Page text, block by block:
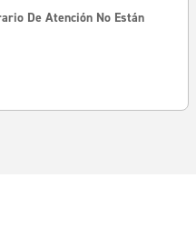
De Atención No Están